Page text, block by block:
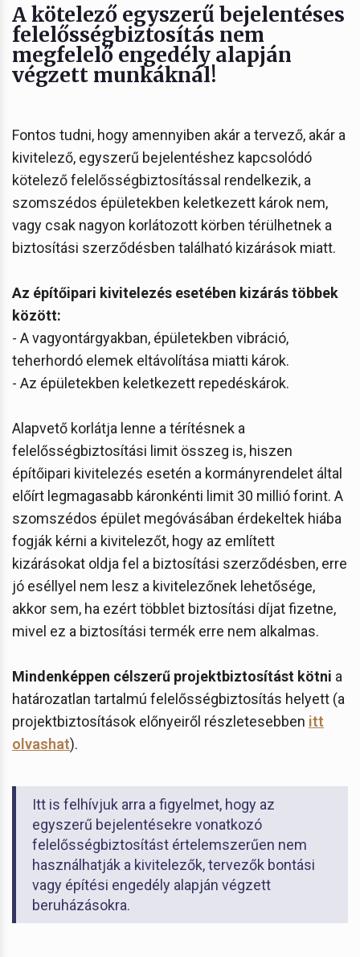
A kötelező egyszerű bejelentéses
felelősségbiztosítás nem
megfelelő engedély alapján
végzett munkáknál!
Fontos tudni, hogy amennyiben akár a tervező, akár a
kivitelező, egyszerű bejelentéshez kapcsolódó
kötelező felelősségbiztosítással rendelkezik, a
szomszédos épületekben keletkezett károk nem,
vagy csak nagyon korlátozott körben térülhetnek a
biztosítási szerződésben található kizárások miatt.
Az építőipari kivitelezés esetében kizárás többek
között:
- A vagyontárgyakban, épületekben vibráció,
teherhordó elemek eltávolítása miatti károk.
- Az épületekben keletkezett repedéskárok.
Alapvető korlátja lenne a térítésnek a
felelősségbiztosítási limit összeg is, hiszen
építőipari kivitelezés esetén a kormányrendelet által
előírt legmagasabb káronkénti limit 30 millió forint. A
szomszédos épület megóvásában érdekeltek hiába
fogják kérni a kivitelezőt, hogy az említett
kizárásokat oldja fel a biztosítási szerződésben, erre
jó eséllyel nem lesz a kivitelezőnek lehetősége,
akkor sem, ha ezért többlet biztosítási díjat fizetne,
mivel ez a biztosítási termék erre nem alkalmas.
Mindenképpen célszerű projektbiztosítást kötni a
határozatlan tartalmú felelősségbiztosítás helyett (a
projektbiztosítások előnyeiről részletesebben itt
olvashat).
Itt is felhívjuk arra a figyelmet, hogy az
egyszerű bejelentésekre vonatkozó
felelősségbiztosítást értelemszerűen nem
használhatják a kivitelezők, tervezők bontási
vagy építési engedély alapján végzett
beruházásokra.